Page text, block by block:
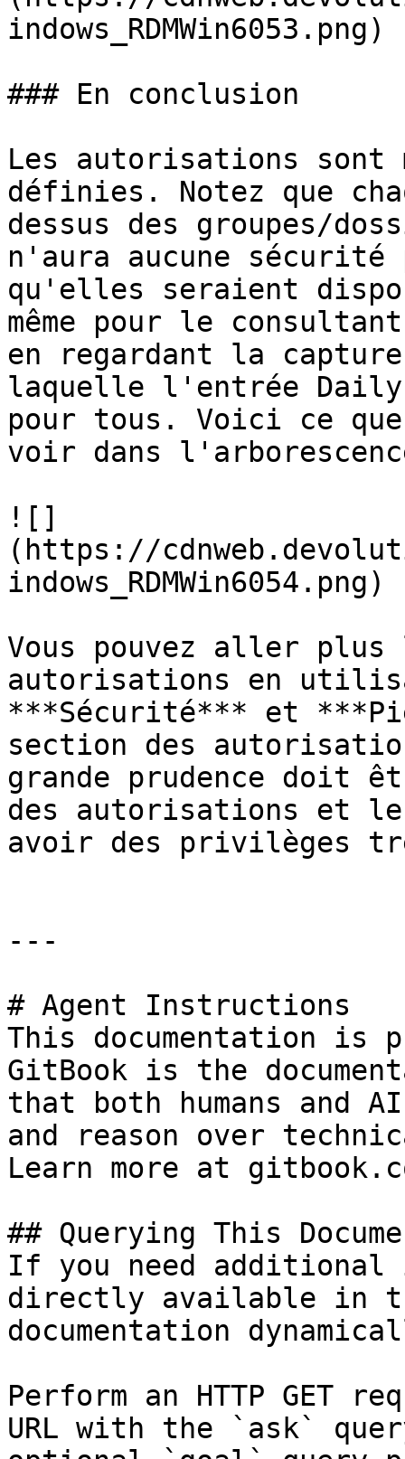
indows_RDMWin6053.png)
### En conclusion
Les autorisations sont
définies. Notez que
dessus des groupes/
n'aura aucune
qu'elles seraient
même pour le
en regardant la
laquelle l'entrée
pour tous. Voici ce
voir dans
![]
(https://
indows_RDMWin6054.png)
Vous pouvez aller
autorisations en
***Sécurité*** et
section des
grande prudence doit
des autorisations et
avoir des privilèges
---
# Agent Instructions
This documentation is
GitBook is the
that both humans and
and reason over
Learn more at
## Querying This
If you need
directly available in
documentation
Perform an HTTP GET
URL with the `ask`